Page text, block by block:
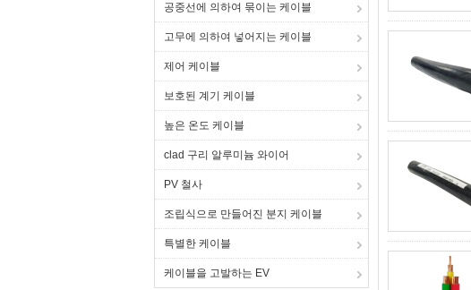
공중선에 의하여 묶이는 케이블
고무에 의하여 넣어지는 케이블
제어 케이블
보호된 계기 케이블
높은 온도 케이블
clad 구리 알루미늄 와이어
PV 철사
조립식으로 만들어진 분지 케이블
특별한 케이블
케이블을 고발하는 EV